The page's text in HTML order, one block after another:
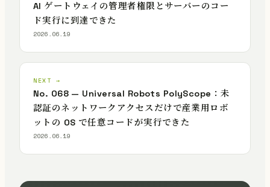
AI ゲートウェイの管理者権限とサーバーのコー
ド実行に到達できた
2026.06.19
NEXT →
No. 068 — Universal Robots PolyScope：未
認証のネットワークアクセスだけで産業用ロボ
ットの OS で任意コードが実行できた
2026.06.19